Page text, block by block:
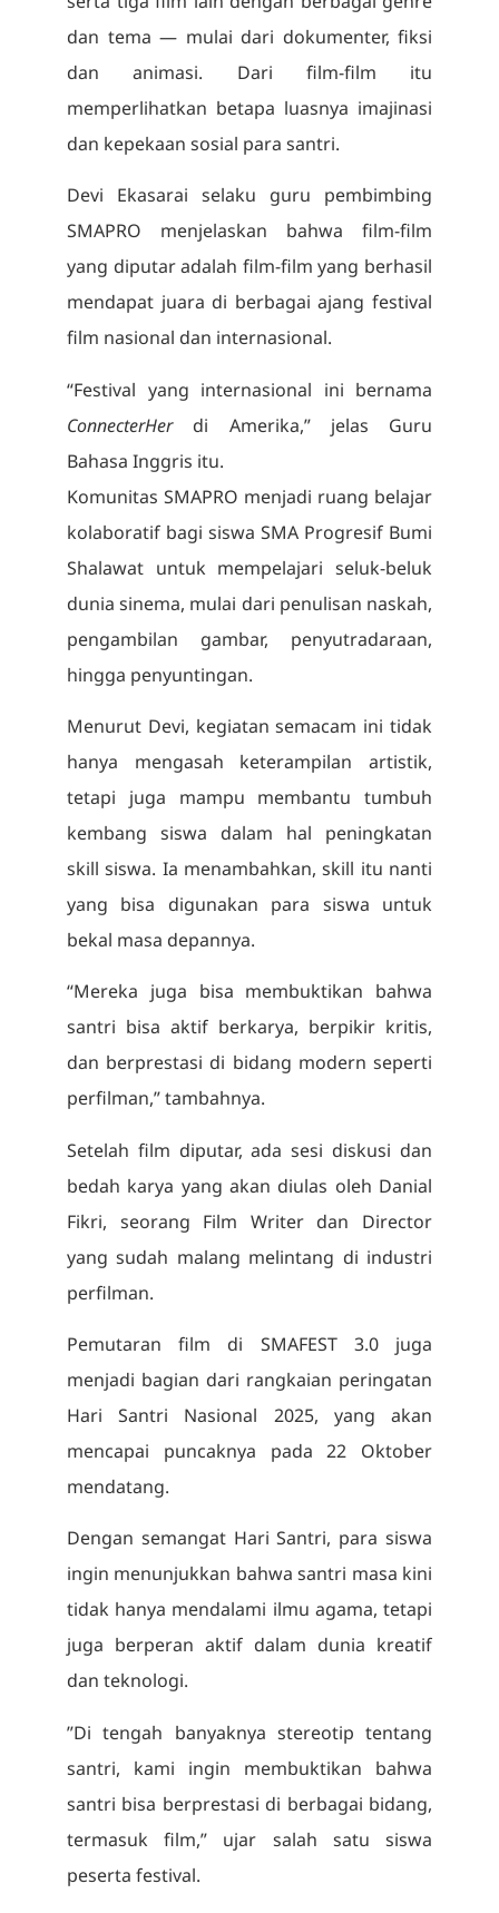
dan tema — mulai dari dokumenter, fiksi
dan animasi. Dari film-film itu
memperlihatkan betapa luasnya imajinasi
dan kepekaan sosial para santri.
Devi Ekasarai selaku guru pembimbing
SMAPRO menjelaskan bahwa film-film
yang diputar adalah film-film yang berhasil
mendapat juara di berbagai ajang festival
film nasional dan internasional.
“Festival yang internasional ini bernama
ConnecterHerdi Amerika,” jelas Guru
Bahasa Inggris itu.
Komunitas SMAPRO menjadi ruang belajar
kolaboratif bagi siswa SMA Progresif Bumi
Shalawat untuk mempelajari seluk-beluk
dunia sinema, mulai dari penulisan naskah,
pengambilan gambar, penyutradaraan,
hingga penyuntingan.
Menurut Devi, kegiatan semacam ini tidak
hanya mengasah keterampilan artistik,
tetapi juga mampu membantu tumbuh
kembang siswa dalam hal peningkatan
skill siswa. Ia menambahkan, skill itu nanti
yang bisa digunakan para siswa untuk
bekal masa depannya.
“Mereka juga bisa membuktikan bahwa
santri bisa aktif berkarya, berpikir kritis,
dan berprestasi di bidang modern seperti
perfilman,” tambahnya.
Setelah film diputar, ada sesi diskusi dan
bedah karya yang akan diulas oleh Danial
Fikri, seorang Film Writer dan Director
yang sudah malang melintang di industri
perfilman.
Pemutaran film di SMAFEST 3.0 juga
menjadi bagian dari rangkaian peringatan
Hari Santri Nasional 2025, yang akan
mencapai puncaknya pada 22 Oktober
mendatang.
Dengan semangat Hari Santri, para siswa
ingin menunjukkan bahwa santri masa kini
tidak hanya mendalami ilmu agama, tetapi
juga berperan aktif dalam dunia kreatif
dan teknologi.
”Di tengah banyaknya stereotip tentang
santri, kami ingin membuktikan bahwa
santri bisa berprestasi di berbagai bidang,
termasuk film,” ujar salah satu siswa
peserta festival.